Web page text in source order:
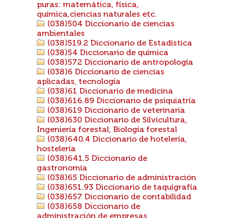
puras: matemática, física,
química,ciencias naturales etc.
(038)504 Diccionario de ciencias
ambientales
(038)519.2 Diccionario de Estadística
(038)54 Diccionario de química
(038)572 Diccionario de antropología
(038)6 Diccionario de ciencias
aplicadas, tecnología
(038)61 Diccionario de medicina
(038)616.89 Diccionario de psiquiatría
(038)619 Diccionario de veterinaria
(038)630 Diccionario de Silvicultura,
Ingeniería forestal, Biología forestal
(038)640.4 Diccionario de hotelería,
hostelería
(038)641.5 Diccionario de
gastronomía
(038)65 Diccionario de administración
(038)651.93 Diccionario de taquigrafía
(038)657 Diccionario de contabilidad
(038)658 Diccionario de